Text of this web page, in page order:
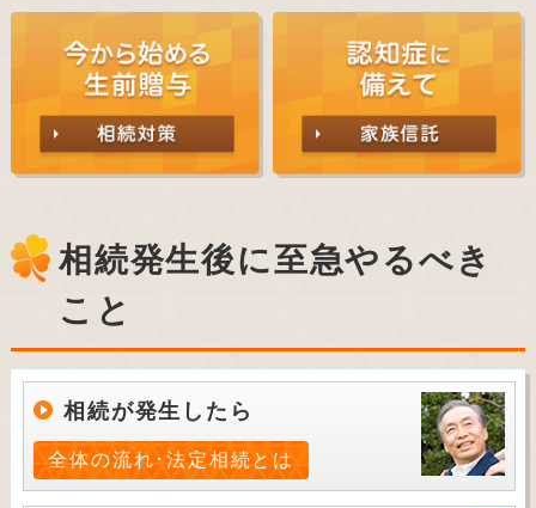
相続発生後に至急やるべき
こと
相続が発生したら
全体の流れ･法定相続とは